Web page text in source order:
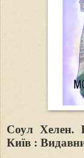
Соул Хелен.
Київ :